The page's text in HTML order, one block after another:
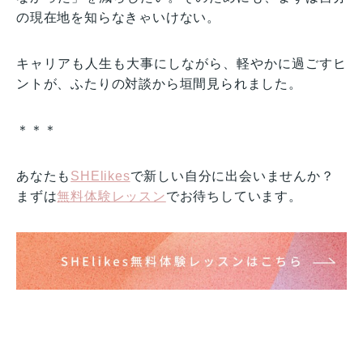
の現在地を知らなきゃいけない。
キャリアも人生も大事にしながら、軽やかに過ごすヒ
ントが、ふたりの対談から垣間見られました。
＊＊＊
あなたも SHElikesで新しい自分に出会いませんか？
まずは無料体験レッスンでお待ちしています。